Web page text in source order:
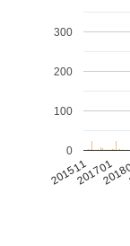
201511201701
0
100
200
300